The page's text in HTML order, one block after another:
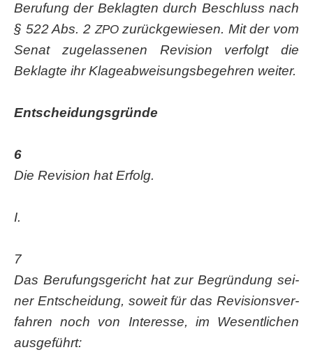
Beru­fung der Beklag­ten durch Beschluss nach
§ 522 Abs. 2 ZPOzurück­ge­wie­sen. Mit der vom
Senat zuge­las­se­nen Revi­si­on ver­folgt die
Beklag­te ihr Kla­ge­ab­wei­sungs­be­geh­ren weiter.
Ent­schei­dungs­grün­de
6
Die Revi­si­on hat Erfolg.
I.
7
Das Beru­fungs­ge­richt hat zur Begrün­dung sei­
ner Ent­schei­dung, soweit für das Revi­si­ons­ver­
fah­ren noch von Inter­es­se, im Wesent­li­chen
ausgeführt: